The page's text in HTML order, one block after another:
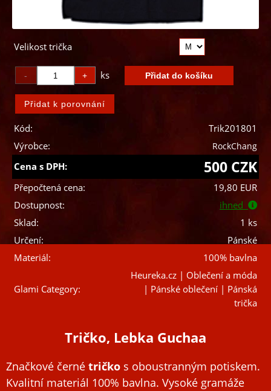
Velikost trička
ks
Kód:
Trik201801
Výrobce:
RockChang
Cena s DPH: 500 CZK
Přepočtená cena:
19,80 EUR
Dostupnost:
ihned
Sklad:
1 ks
Určení:
Pánské
Materiál:
100% bavlna
Glami Category:
Heureka.cz | Oblečení a móda
| Pánské oblečení | Pánská
trička
Tričko, Lebka Guchaa
Značkové černé tričko s oboustranným potiskem.
Kvalitní materiál 100% bavlna. Vysoké gramáže